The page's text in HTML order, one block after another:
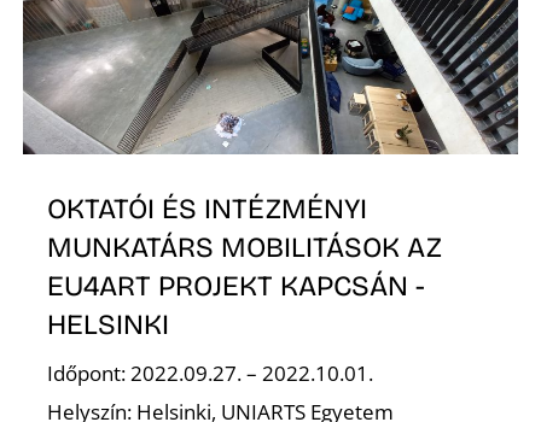
OKTATÓI ÉS INTÉZMÉNYI
MUNKATÁRS MOBILITÁSOK AZ
EU4ART PROJEKT KAPCSÁN -
HELSINKI
Időpont: 2022.09.27. – 2022.10.01.
Helyszín: Helsinki, UNIARTS Egyetem